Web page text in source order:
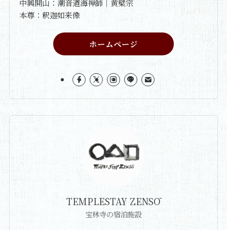
中興開山：潮音道海禅師｜黄檗宗
本尊：釈迦如来像
ホームページ
TEMPLESTAY ZENSŌ
宝林寺の宿泊施設